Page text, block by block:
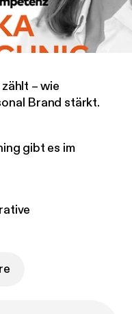
Körpersprache die Personal
gesellschaftliche
– wie
Brand stärkt.
gibt es im